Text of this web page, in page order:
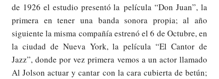
de 1926 el estudio presentó la película “Don Juan”, la
primera en tener una banda sonora propia; al año
siguiente la misma compañía estrenó el 6 de Octubre, en
la ciudad de Nueva York, la película “El Cantor de
Jazz”, donde por vez primera vemos a un actor llamado
Al Jolson actuar y cantar con la cara cubierta de betún;